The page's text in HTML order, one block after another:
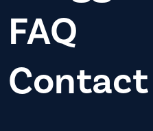
FAQ
Contact